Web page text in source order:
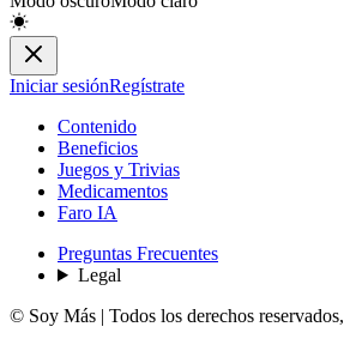
Iniciar sesiónRegístrate
Contenido
Beneficios
Juegos y Trivias
Medicamentos
Faro IA
Preguntas Frecuentes
Legal
© Soy Más | Todos los derechos reservados,